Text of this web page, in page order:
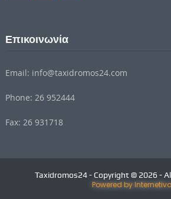
Επικοινωνία
Email: info@taxidromos24.com
Phone: 26 952444
Fax: 26 931718
Taxidromos24 - Copyright © 2026 -
Powered by Internetivo